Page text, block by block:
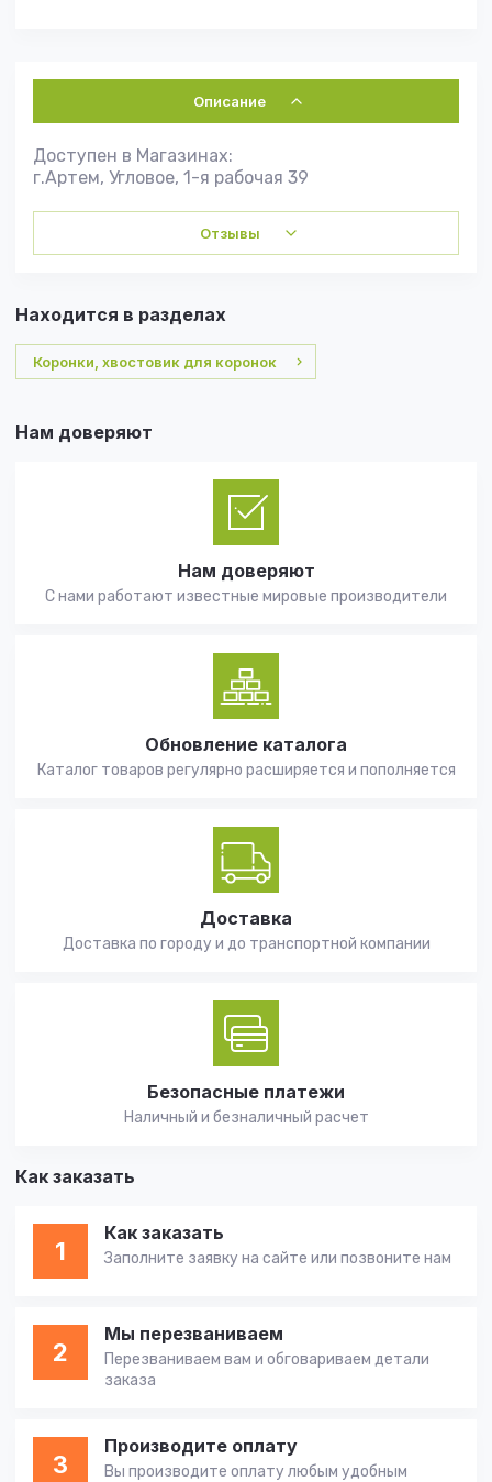
Описание
Доступен в Магазинах:
г.Артем, Угловое, 1-я рабочая 39
Отзывы
Находится в разделах
Коронки, хвостовик для коронок
Нам доверяют
Нам доверяют
С нами работают известные мировые производители
Обновление каталога
Каталог товаров регулярно расширяется и пополняется
Доставка
Доставка по городу и до транспортной компании
Безопасные платежи
Наличный и безналичный расчет
Как заказать
1
Как заказать
Заполните заявку на сайте или позвоните нам
2
Мы перезваниваем
Перезваниваем вам и обговариваем детали
заказа
3
Производите оплату
Вы производите оплату любым удобным